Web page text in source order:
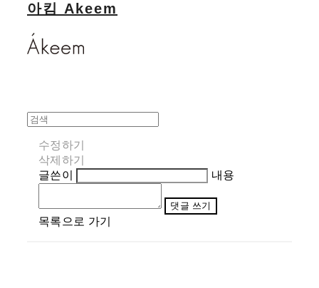
아킴 Akeem
수정하기
삭제하기
글쓴이
내용
댓글 쓰기
목록으로 가기